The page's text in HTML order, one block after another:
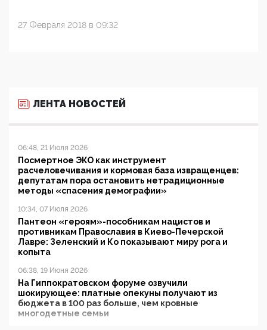
27 Февраля 2018 в 09:32
ЛЕНТА НОВОСТЕЙ
06:48, 21 Июля 2026
Посмертное ЭКО как инструмент
расчеловечивания и кормовая база извращенцев:
депутатам пора остановить нетрадиционные
методы «спасения демографии»
10:34, 07 Июля 2026
Пантеон «героям»-пособникам нацистов и
противникам Православия в Киево-Печерской
Лавре: Зеленский и Ко показывают миру рога и
копыта
06:38, 19 Июня 2026
На Гиппократовском форуме озвучили
шокирующее: платные опекуны получают из
бюджета в 100 раз больше, чем кровные
многодетные семьи